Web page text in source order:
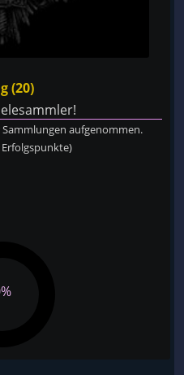
(20)
Sammlungen aufgenommen.
Erfolgspunkte)